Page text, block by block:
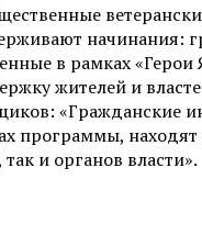
начинания:
в рамках «Герои
жителей и
«Гражданские
программы,
и органов власти».